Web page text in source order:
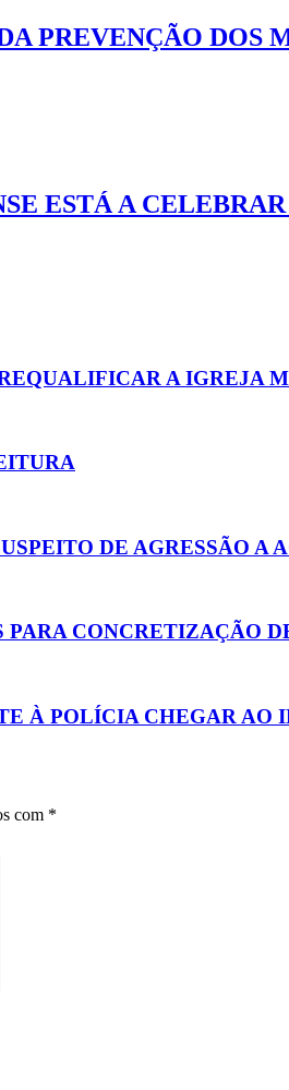
PREVENÇÃO DOS
ESTÁ A CELEBRAR
A IGREJA
DE AGRESSÃO A
CONCRETIZAÇÃO
À POLÍCIA CHEGAR AO
com *